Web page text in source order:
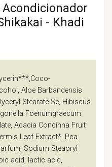
- Khadi
Aloe Barbandensis
Stearate Se, Hibiscus
Foenumgraecum
Acacia Concinna Fruit
Leaf Extract*, Pca
Sodium Steaoryl
acid, lactic acid,